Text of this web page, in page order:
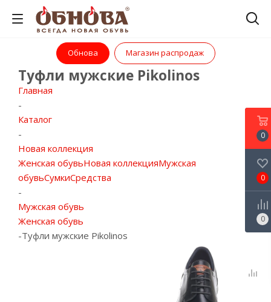
Обнова Магазин распродаж
Туфли мужские Pikolinos
Главная
-
Каталог
-
Новая коллекция
Женская обувьНовая коллекцияМужская
обувьСумкиСредства
-
Мужская обувь
Женская обувь
-Туфли мужские Pikolinos
0
0
0